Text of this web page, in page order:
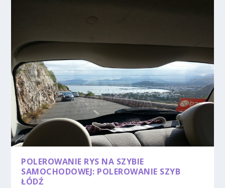
POLEROWANIE RYS NA SZYBIE
SAMOCHODOWEJ: POLEROWANIE SZYB
ŁÓDŹ